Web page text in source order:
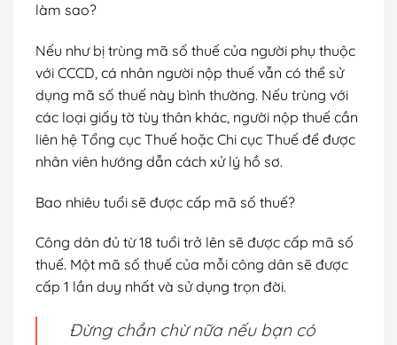
làm sao?
Nếu như bị trùng mã số thuế của người phụ thuộc
với CCCD, cá nhân người nộp thuế vẫn có thể sử
dụng mã số thuế này bình thường. Nếu trùng với
các loại giấy tờ tùy thân khác, người nộp thuế cần
liên hệ Tổng cục Thuế hoặc Chi cục Thuế để được
nhân viên hướng dẫn cách xử lý hồ sơ.
Bao nhiêu tuổi sẽ được cấp mã số thuế?
Công dân đủ từ 18 tuổi trở lên sẽ được cấp mã số
thuế. Một mã số thuế của mỗi công dân sẽ được
cấp 1 lần duy nhất và sử dụng trọn đời.
Đừng chần chừ nữa nếu bạn có